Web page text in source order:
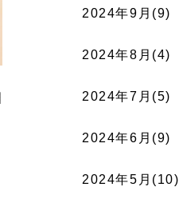
2024年9月(9)
2024年8月(4)
2024年7月(5)
2024年6月(9)
2024年5月(10)